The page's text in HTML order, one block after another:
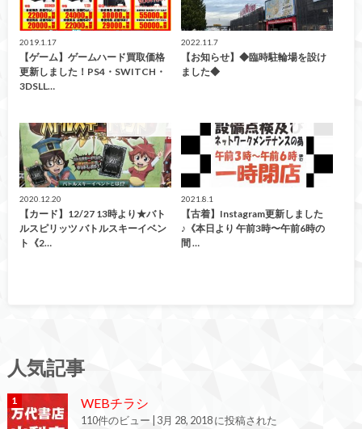
2019.1.17
【ゲーム】ゲームハード買取価格
更新しました！PS4・SWITCH・
3DSLL…
2022.11.7
【お知らせ】◆臨時駐輪場を設け
ました◆
2020.12.20
【カード】12/27 13時より★バト
ルスピリッツ バトルスキーイベン
ト《2…
2021.8.1
【古着】Instagram更新しました
♪《本日より 午前3時〜午前6時の
間 …
人気記事
WEBチラシ
110件のビュー 3月 28, 2018 に投稿された